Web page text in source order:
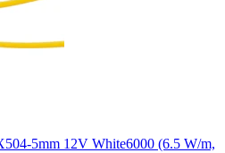
5mm 12V White6000 (6.5 W/m,